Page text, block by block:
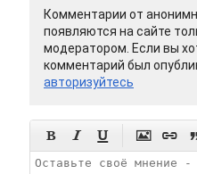
Комментарии от
появляются на сайте
модератором. Если вы
комментарий был
авторизуйтесь
    